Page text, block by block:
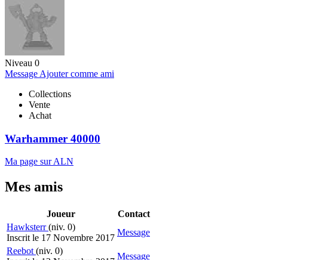
Niveau 0
Message Ajouter comme ami
Collections
Vente
Achat
Warhammer 40000
Ma page sur ALN
Mes amis
Joueur
Contact
Hawksterr(niv. 0)
Inscrit le 17 Novembre 2017
Message
Reebot (niv. 0)
Message